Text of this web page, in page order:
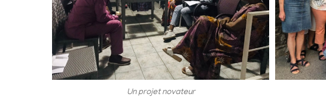
Un projet novateur